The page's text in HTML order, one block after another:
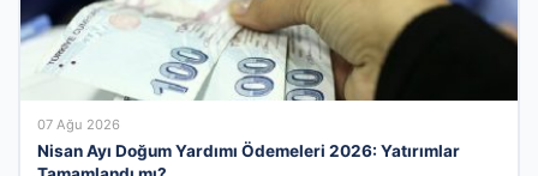
07 Ağu 2026
Nisan Ayı Doğum Yardımı Ödemeleri 2026: Yatırımlar